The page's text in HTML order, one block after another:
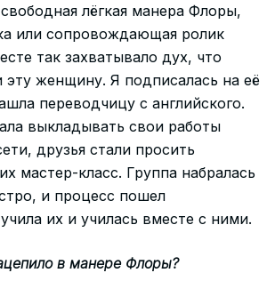
лёгкая манера Флоры,
или сопровождающая ролик
так захватывало дух, что
эту женщину. Я подписалась на её
переводчицу с английского.
выкладывать свои работы
друзья стали просить
мастер-класс. Группа набралась
и процесс пошел
их и училась вместе с ними.
в манере Флоры?